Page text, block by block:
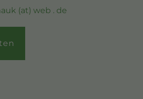
(at) web . de